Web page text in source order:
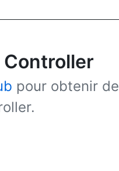
Controller
pour obtenir de